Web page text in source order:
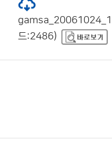
드:2486)